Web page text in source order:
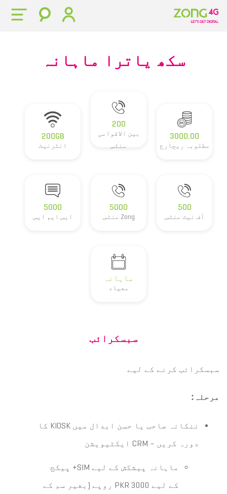
سکھ یاترا ماہانہ
3000.00
مطلوبہ ریچارج
200
بین الاقوامی
منٹس
200GB
انٹرنیٹ
500
آف نیٹ منٹس
5000
Zong منٹس
5000
ایس ایم ایس
ماہانہ
معیاد
سبسکرائب
سبسکرائب کرنے کے لیے
مرحلہ :
ننکانہ صاحب یا حسن ابدال میں KIOSK کا
دورہ کریں – CRM ایکٹیویشن
ماہانہ پیشکش کے لیے SIM+ پیکج
کے لیے PKR 3000 روپے (بغیر سم کے